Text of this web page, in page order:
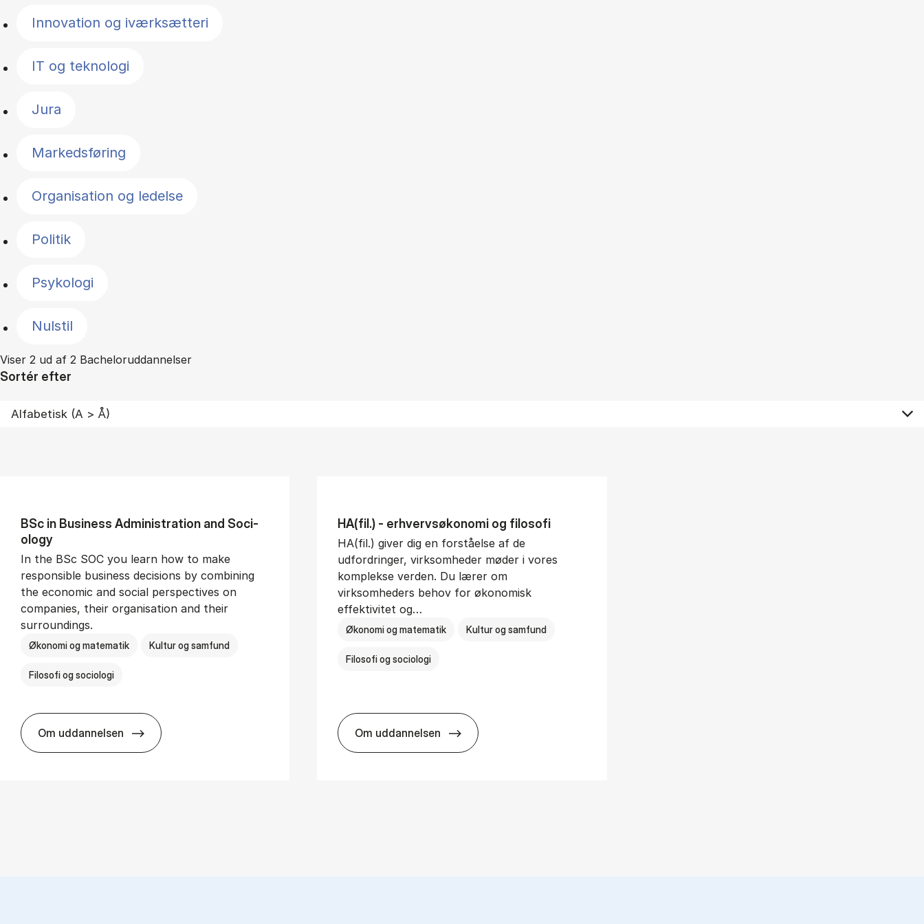
Innovation og iværksætteri
IT og teknologi
Jura
Markedsføring
Organisation og ledelse
Politik
Psykologi
Nulstil
Viser 2 ud af 2 Bacheloruddannelser
Sortér efter
BSc in Busi­ness Ad­min­is­tra­tion and So­ci­
ology
In the BSc SOC you learn how to make
responsible business decisions by combining
the economic and social perspectives on
companies, their organisation and their
surroundings.
Økonomi og matematik Kultur og samfund
Filosofi og sociologi
Om uddannelsen
BSc in Busi­ness Ad­min­is­tra­tion and So­ci­ology
HA(fil.) - erhvervs­økonomi og fi­lo­so­fi
HA(fil.) giver dig en forståelse af de
udfordringer, virksomheder møder i vores
komplekse verden. Du lærer om
virksomheders behov for økonomisk
effektivitet og…
Økonomi og matematik Kultur og samfund
Filosofi og sociologi
Om uddannelsen
HA(fil.) - erhvervs­økonomi og fi­lo­so­fi